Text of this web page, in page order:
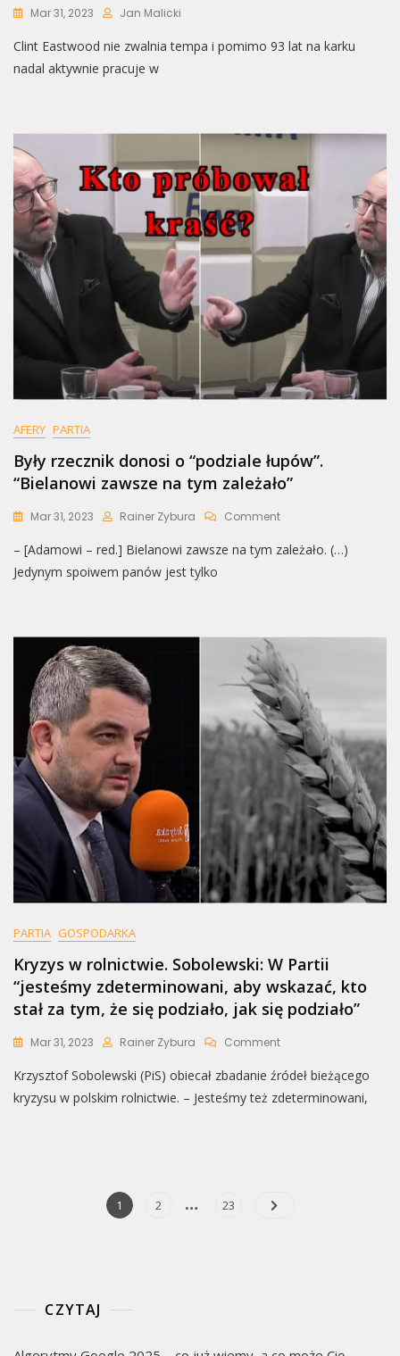
Mar 31, 2023 Jan Malicki
Clint Eastwood nie zwalnia tempa i pomimo 93 lat na karku
nadal aktywnie pracuje w
AFERY PARTIA
Były rzecznik donosi o “podziale łupów”.
“Bielanowi zawsze na tym zależało”
Mar 31, 2023 Rainer Zybura CommentOn
Rzecznik
“Bielanowi
Zawsze
Na
Tym
Zależało”
– [Adamowi – red.] Bielanowi zawsze na tym zależało. (…)
Jedynym spoiwem panów jest tylko
PARTIA GOSPODARKA
Kryzys w rolnictwie. Sobolewski: W Partii
“jesteśmy zdeterminowani, aby wskazać, kto
stał za tym, że się podziało, jak się podziało”
Mar 31, 2023 Rainer Zybura CommentOn
W
Rolnictwie.
Krzysztof Sobolewski (PiS) obiecał zbadanie źródeł bieżącego
kryzysu w polskim rolnictwie. – Jesteśmy też zdeterminowani,
Nawigacja
Page
1 Page
2 … Page
23
CZYTAJ